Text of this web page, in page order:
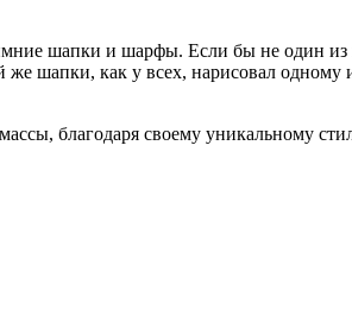
шапки и шарфы. Если бы не один
шапки, как у всех, нарисовал одному
благодаря своему уникальному